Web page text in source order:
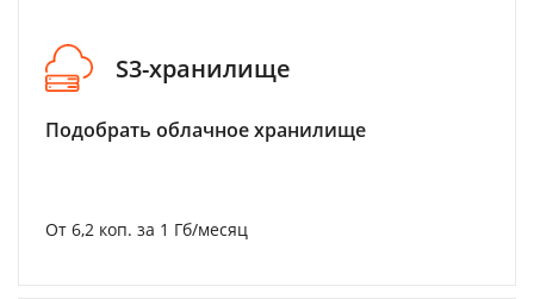
S3-хранилище
Подобрать облачное хранилище
От 6,2 коп. за 1 Гб/месяц